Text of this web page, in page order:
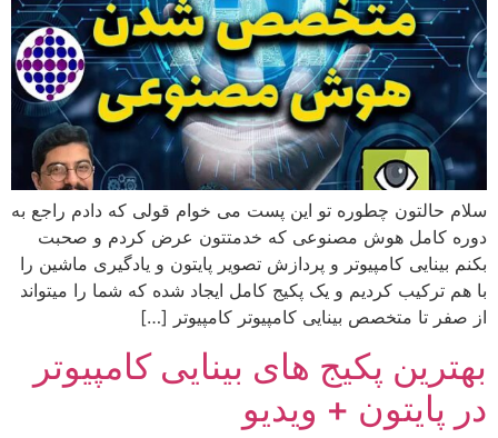
سلام حالتون چطوره تو این پست می خوام قولی که دادم راجع به
دوره کامل هوش مصنوعی که خدمتتون عرض کردم و صحبت
بکنم بینایی کامپیوتر و پردازش تصویر پایتون و یادگیری ماشین را
با هم ترکیب کردیم و یک پکیج کامل ایجاد شده که شما را میتواند
از صفر تا متخصص بینایی کامپیوتر کامپیوتر […]
بهترین پکیج های بینایی کامپیوتر
در پایتون + ویدیو